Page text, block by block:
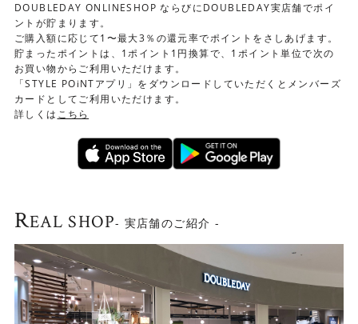
DOUBLEDAY ONLINESHOP ならびにDOUBLEDAY実店舗でポイ
ントが貯まります。
ご購入額に応じて1〜最大3％の還元率でポイントをさしあげます。
貯まったポイントは、1ポイント1円換算で、1ポイント単位で次の
お買い物からご利用いただけます。
「STYLE POiNTアプリ」をダウンロードしていただくとメンバーズ
カードとしてご利用いただけます。
詳しくは こちら
REAL SHOP- 実店舗のご紹介 -